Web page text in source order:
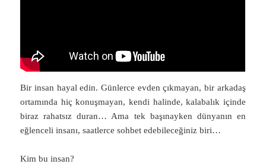
Bir insan hayal edin. Günlerce evden çıkmayan, bir arkadaş
ortamında hiç konuşmayan, kendi halinde, kalabalık içinde
biraz rahatsız duran… Ama tek başınayken dünyanın en
eğlenceli insanı, saatlerce sohbet edebileceğiniz biri…
Kim bu insan?